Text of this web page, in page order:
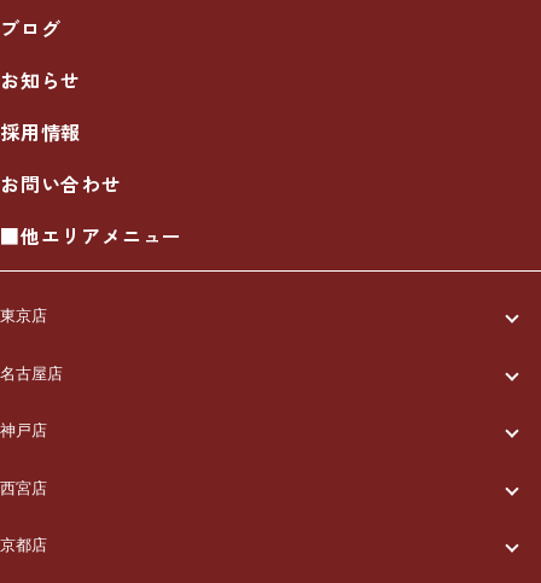
ブログ
お知らせ
採用情報
お問い合わせ
■他エリアメニュー
東京店
一休について
ご利用の流れ
メニュー/料金
出張エリア
名古屋店
一休について
ご利用の流れ
メニュー/料金
神戸店
一休について
ご利用の流れ
西宮店
一休について
京都店